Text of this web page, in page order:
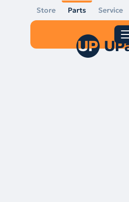
Store Parts Service